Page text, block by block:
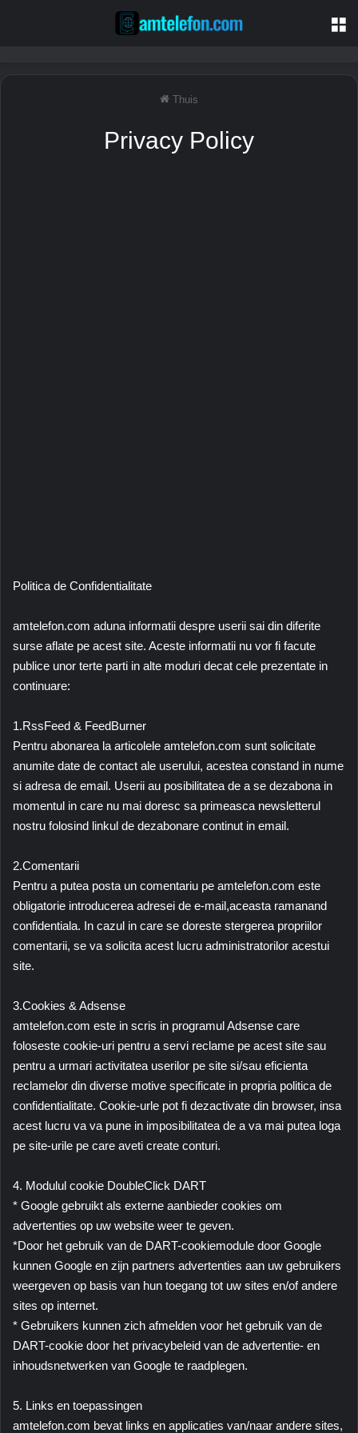
Thuis
Privacy Policy
Politica de Confidentialitate
amtelefon.com aduna informatii despre userii sai din diferite
surse aflate pe acest site. Aceste informatii nu vor fi facute
publice unor terte parti in alte moduri decat cele prezentate in
continuare:
1.RssFeed & FeedBurner
Pentru abonarea la articolele amtelefon.com sunt solicitate
anumite date de contact ale userului, acestea constand in nume
si adresa de email. Userii au posibilitatea de a se dezabona in
momentul in care nu mai doresc sa primeasca newsletterul
nostru folosind linkul de dezabonare continut in email.
2.Comentarii
Pentru a putea posta un comentariu pe amtelefon.com este
obligatorie introducerea adresei de e-mail,aceasta ramanand
confidentiala. In cazul in care se doreste stergerea propriilor
comentarii, se va solicita acest lucru administratorilor acestui
site.
3.Cookies & Adsense
amtelefon.com este in scris in programul Adsense care
foloseste cookie-uri pentru a servi reclame pe acest site sau
pentru a urmari activitatea userilor pe site si/sau eficienta
reclamelor din diverse motive specificate in propria politica de
confidentialitate. Cookie-urle pot fi dezactivate din browser, insa
acest lucru va va pune in imposibilitatea de a va mai putea loga
pe site-urile pe care aveti create conturi.
4. Modulul cookie DoubleClick DART
* Google gebruikt als externe aanbieder cookies om
advertenties op uw website weer te geven.
*Door het gebruik van de DART-cookiemodule door Google
kunnen Google en zijn partners advertenties aan uw gebruikers
weergeven op basis van hun toegang tot uw sites en/of andere
sites op internet.
* Gebruikers kunnen zich afmelden voor het gebruik van de
DART-cookie door het privacybeleid van de advertentie- en
inhoudsnetwerken van Google te raadplegen.
5. Links en toepassingen
amtelefon.com bevat links en applicaties van/naar andere sites,